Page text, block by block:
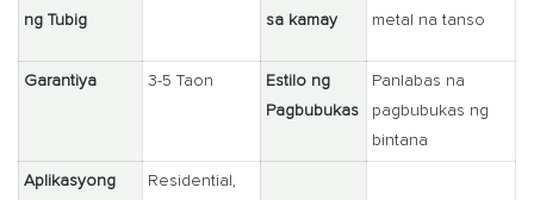
ng Tubig
sa kamay
metal na tanso
Garantiya 3-5 Taon
Estilo ng
Pagbubukas
Panlabas na
pagbubukas ng
bintana
Aplikasyong
Residential,